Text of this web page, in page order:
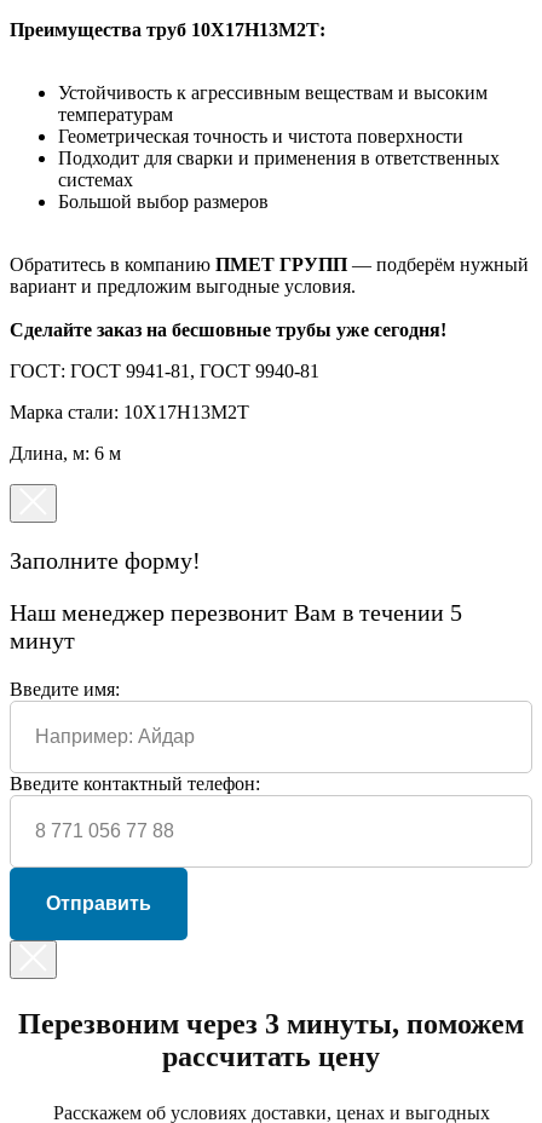
Преимущества труб 10Х17Н13М2Т:
Устойчивость к агрессивным веществам и высоким
температурам
Геометрическая точность и чистота поверхности
Подходит для сварки и применения в ответственных
системах
Большой выбор размеров
Обратитесь в компанию ПМЕТ ГРУПП — подберём нужный
вариант и предложим выгодные условия.
Сделайте заказ на бесшовные трубы уже сегодня!
ГОСТ: ГОСТ 9941-81, ГОСТ 9940-81
Марка стали: 10Х17Н13М2Т
Длина, м: 6 м
Заполните форму!
Наш менеджер перезвонит Вам в течении 5
минут
Введите имя:
Введите контактный телефон:
Отправить
Перезвоним через 3 минуты, поможем
рассчитать цену
Расскажем об условиях доставки, ценах и выгодных